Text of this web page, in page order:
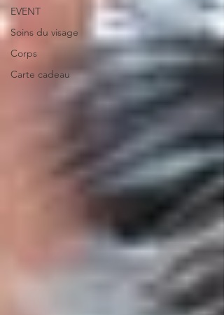
EVENT
Soins du visage
Corps
Carte cadeau